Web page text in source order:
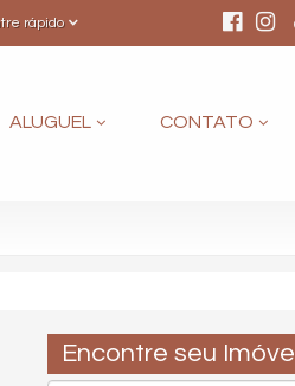
rápido
ALUGUEL CONTATO
Encontre seu Imóvel